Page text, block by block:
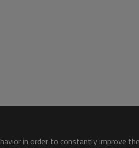
in order to constantly improve